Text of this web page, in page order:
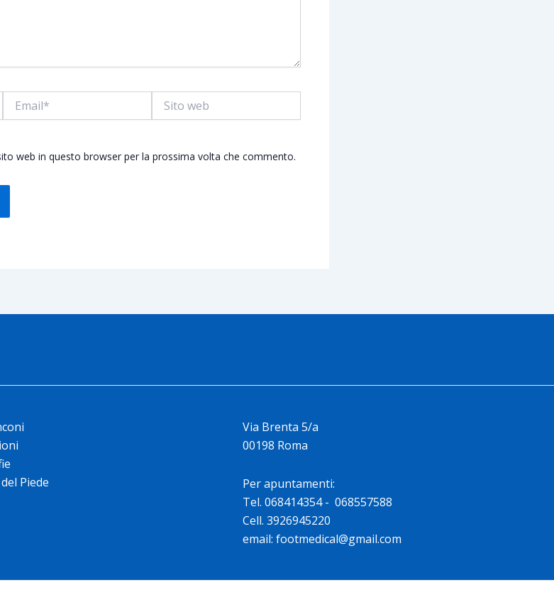
web
web in questo browser per la prossima volta che commento.
Piede
Via Brenta 5/a
00198 Roma
Per apuntamenti:
Tel. 068414354 - 068557588
Cell. 3926945220
email: footmedical@gmail.com